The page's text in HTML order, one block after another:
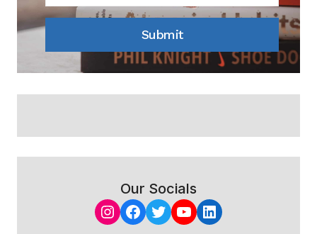
Submit
Our Socials
Instagram
Facebook
Twitter
YouTube
LinkedIn